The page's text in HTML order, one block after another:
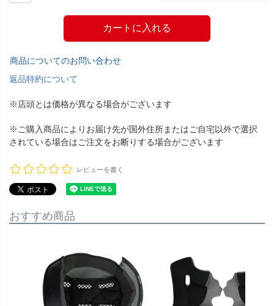
カートに入れる
商品についてのお問い合わせ
返品特約について
※店頭とは価格が異なる場合がございます
※ご購入商品によりお届け先が国外住所またはご自宅以外で選択
されている場合はご注文をお断りする場合がございます
レビューを書く
おすすめ商品